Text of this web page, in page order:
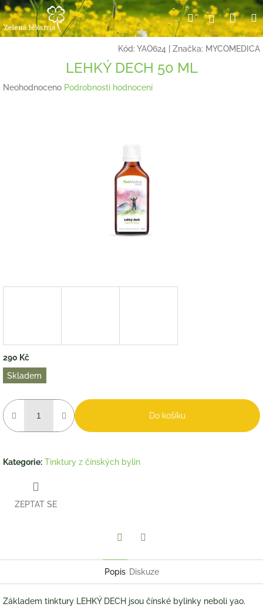
Přejít
na
obsah
HledatPřihlášení
Kód: YAO624 Značka: MYCOMEDICA
LEHKÝ DECH 50 ML
Průměrné
Neohodnoceno Podrobnosti hodnocení
290 Kč
Měrná
cena:
Skladem
Do košíku
Kategorie: Tinktury z čínských bylin
ZEPTAT SE
Popis Diskuze
Základem tinktury LEHKÝ DECH jsou čínské bylinky neboli yao.